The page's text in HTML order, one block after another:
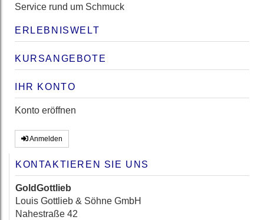
Service rund um Schmuck
ERLEBNISWELT
KURSANGEBOTE
IHR KONTO
Konto eröffnen
Anmelden
KONTAKTIEREN SIE UNS
GoldGottlieb
Louis Gottlieb & Söhne GmbH
Nahestraße 42